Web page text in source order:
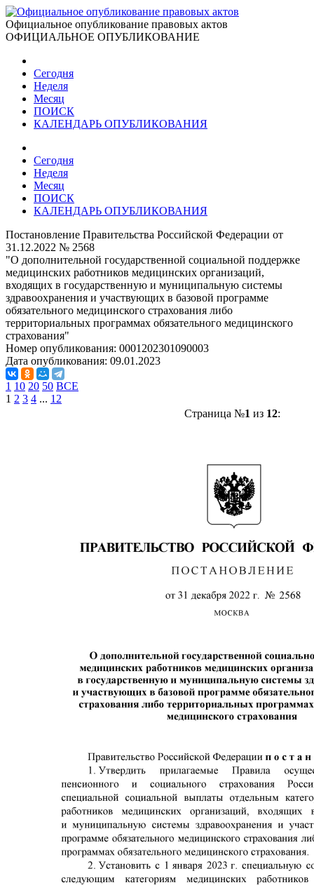
Официальное опубликование правовых актов
ОФИЦИАЛЬНОЕ ОПУБЛИКОВАНИЕ
Сегодня
Неделя
Месяц
ПОИСК
КАЛЕНДАРЬ ОПУБЛИКОВАНИЯ
Сегодня
Неделя
Месяц
ПОИСК
КАЛЕНДАРЬ ОПУБЛИКОВАНИЯ
Постановление Правительства Российской Федерации от
31.12.2022 № 2568
"О дополнительной государственной социальной поддержке
медицинских работников медицинских организаций,
входящих в государственную и муниципальную системы
здравоохранения и участвующих в базовой программе
обязательного медицинского страхования либо
территориальных программах обязательного медицинского
страхования"
Номер опубликования: 0001202301090003
Дата опубликования: 09.01.2023
1 10 20 50 ВСЕ
1 2 3 4 ... 12
Страница №1 из 12: